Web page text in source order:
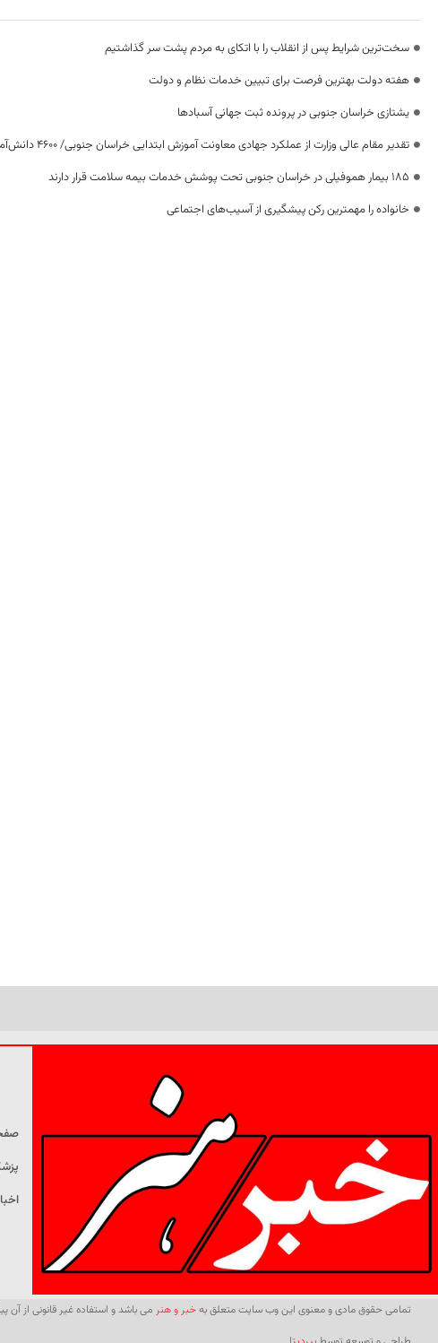
سخت‌ترین شرایط پس از انقلاب را با اتکای به مردم پشت سر گذاشتیم
هفته دولت بهترین فرصت برای تبیین خدمات نظام و دولت
یشتازی خراسان جنوبی در پرونده ثبت جهانی آسبادها
تقدیر مقام عالی وزارت از عملکرد جهادی معاونت آموزش ابتدایی خراسان جنوبی/ ۴۶۰۰ دانش‌آموز زیر چتر «طرح حامی»
۱۸۵ بیمار هموفیلی در خراسان جنوبی تحت پوشش خدمات بیمه سلامت قرار دارند
خانواده را مهمترین رکن پیشگیری از آسیب‌های اجتماعی
تمامی حقوق مادی و معنوی این وب سایت متعلق بهخبر و هنر می باشد و استفاده غیر قانونی از آن